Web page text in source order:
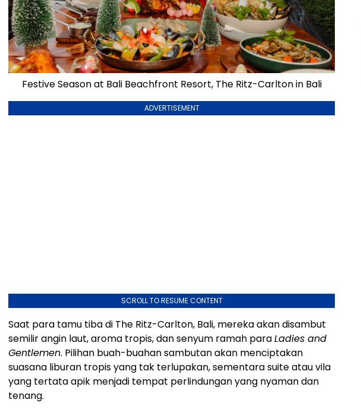
Festive Season at Bali Beachfront Resort, The Ritz-Carlton in Bali
ADVERTISEMENT
SCROLL TO RESUME CONTENT
Saat para tamu tiba di The Ritz-Carlton, Bali, mereka akan disambut
semilir angin laut, aroma tropis, dan senyum ramah paraLadies and
Gentlemen. Pilihan buah-buahan sambutan akan menciptakan
suasana liburan tropis yang tak terlupakan, sementara suite atau vila
yang tertata apik menjadi tempat perlindungan yang nyaman dan
tenang.